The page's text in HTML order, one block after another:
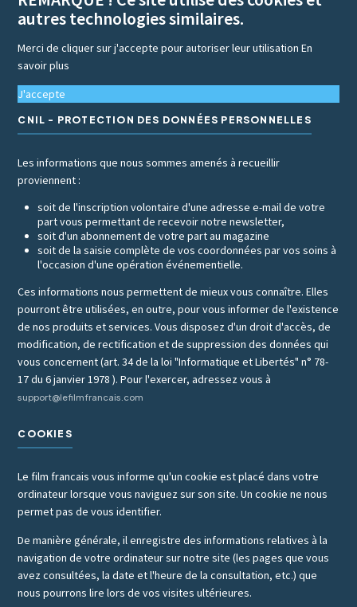
autres technologies similaires.
Merci de cliquer sur j'accepte pour autoriser leur utilisationEn
savoir plus
J'accepte
CNIL - PROTECTION DES DONNÉES PERSONNELLES
Les informations que nous sommes amenés à recueillir
proviennent :
soit de l'inscription volontaire d'une adresse e-mail de votre
part vous permettant de recevoir notre newsletter,
soit d'un abonnement de votre part au magazine
soit de la saisie complète de vos coordonnées par vos soins à
l'occasion d'une opération événementielle.
Ces informations nous permettent de mieux vous connaître. Elles
pourront être utilisées, en outre, pour vous informer de l'existence
de nos produits et services. Vous disposez d'un droit d'accès, de
modification, de rectification et de suppression des données qui
vous concernent (art. 34 de la loi "Informatique et Libertés" n° 78-
17 du 6 janvier 1978 ). Pour l'exercer, adressez vous à
support@lefilmfrancais.com
COOKIES
Le film francais vous informe qu'un cookie est placé dans votre
ordinateur lorsque vous naviguez sur son site. Un cookie ne nous
permet pas de vous identifier.
De manière générale, il enregistre des informations relatives à la
navigation de votre ordinateur sur notre site (les pages que vous
avez consultées, la date et l'heure de la consultation, etc.) que
nous pourrons lire lors de vos visites ultérieures.